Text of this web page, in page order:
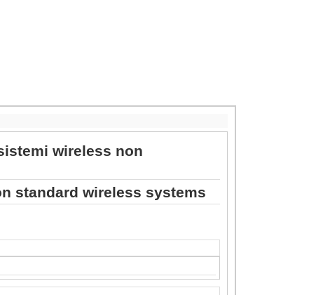
wireless non
standard wireless systems